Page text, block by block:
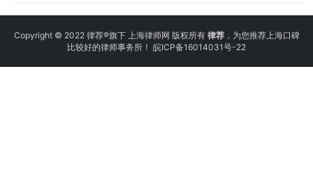
Copyright © 2022 律荐®旗下 上海律师网 版权所有 律荐，为您推荐上海口碑
比较好的律师事务所！ 皖ICP备16014031号-22